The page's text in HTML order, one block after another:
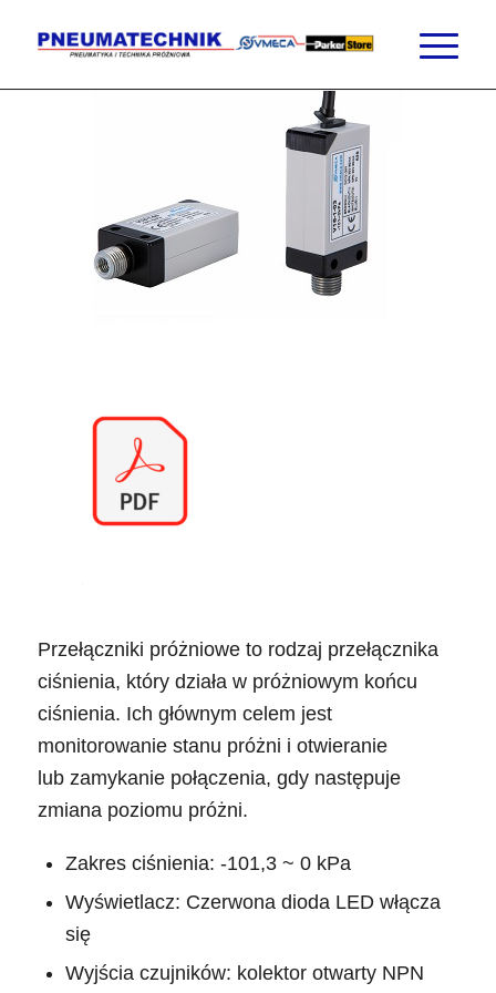
Przełączniki próżniowe to rodzaj przełącznika
ciśnienia, który działa w próżniowym końcu
ciśnienia. Ich głównym celem jest
monitorowanie stanu próżni i otwieranie
lub zamykanie połączenia, gdy następuje
zmiana poziomu próżni.
Zakres ciśnienia: -101,3 ~ 0 kPa
Wyświetlacz: Czerwona dioda LED włącza
się
Wyjścia czujników: kolektor otwarty NPN